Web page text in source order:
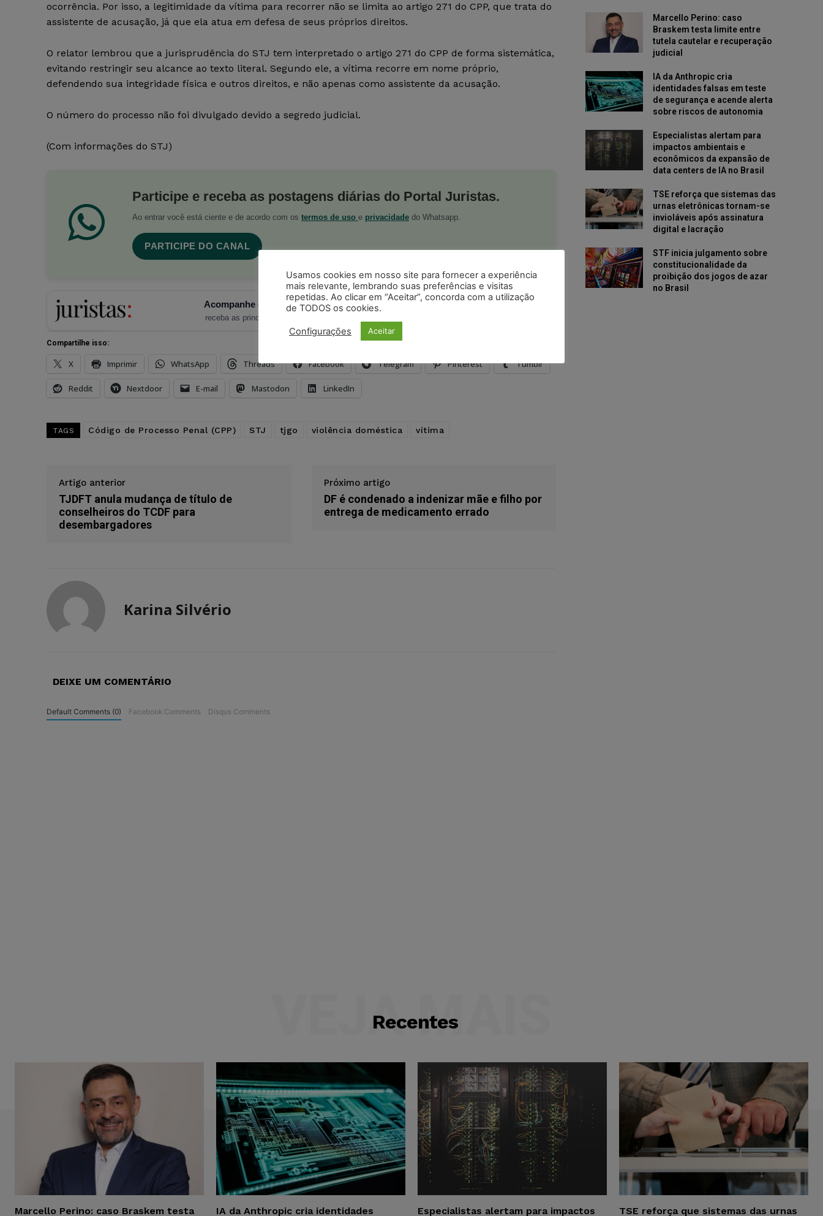
ocorrência. Por isso, a legitimidade da vítima para recorrer não se limita ao artigo 271 do CPP, que trata do
assistente de acusação, já que ela atua em defesa de seus próprios direitos.
O relator lembrou que a jurisprudência do STJ tem interpretado o artigo 271 do CPP de forma sistemática,
evitando restringir seu alcance ao texto literal. Segundo ele, a vítima recorre em nome próprio,
defendendo sua integridade física e outros direitos, e não apenas como assistente da acusação.
O número do processo não foi divulgado devido a segredo judicial.
(Com informações do STJ)
Participe e receba as postagens diárias do Portal Juristas.
Ao entrar você está ciente e de acordo com os termos de uso e privacidade do Whatsapp.
PARTICIPE DO CANAL
Acompanhe o Juristas no Google News
receba as principais notícias jurídicas do Brasil
Compartilhe isso:
X Imprimir WhatsApp Threads Facebook Telegram Pinterest Tumblr
Reddit Nextdoor E-mail Mastodon LinkedIn
TAGS Código de Processo Penal (CPP) STJ tjgo violência doméstica vítima
Artigo anterior
TJDFT anula mudança de título de
conselheiros do TCDF para
desembargadores
Próximo artigo
DF é condenado a indenizar mãe e filho por
entrega de medicamento errado
Karina Silvério
DEIXE UM COMENTÁRIO
Default Comments (0) Facebook Comments Disqus Comments
Marcello Perino: caso
Braskem testa limite entre
tutela cautelar e recuperação
judicial
IA da Anthropic cria
identidades falsas em teste
de segurança e acende alerta
sobre riscos de autonomia
Especialistas alertam para
impactos ambientais e
econômicos da expansão de
data centers de IA no Brasil
TSE reforça que sistemas das
urnas eletrônicas tornam-se
invioláveis após assinatura
digital e lacração
STF inicia julgamento sobre
constitucionalidade da
proibição dos jogos de azar
no Brasil
Recentes
VEJA MAIS
Marcello Perino: caso Braskem testa IA da Anthropic cria identidades Especialistas alertam para impactos TSE reforça que sistemas das urnas
Usamos cookies em nosso site para fornecer a experiência
mais relevante, lembrando suas preferências e visitas
repetidas. Ao clicar em “Aceitar”, concorda com a utilização
de TODOS os cookies.
Configurações Aceitar